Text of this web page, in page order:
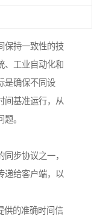
保持一致性的技
、工业自动化和
是确保不同设
间基准运行，从
。
步协议之一，
递给客户端，以
供的准确时间信